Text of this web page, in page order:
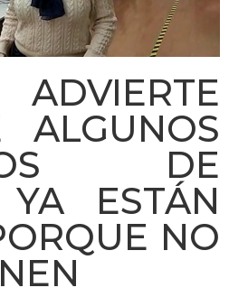
ADVIERTE
DE
ESTÁN
NO